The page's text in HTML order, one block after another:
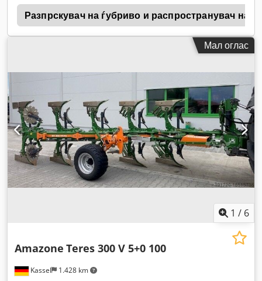
Разпрскувач на ѓубриво и распространувач на
Мал оглас
1 / 6
Kassel 1.428 km
Amazone Teres 300 V 5+0 100